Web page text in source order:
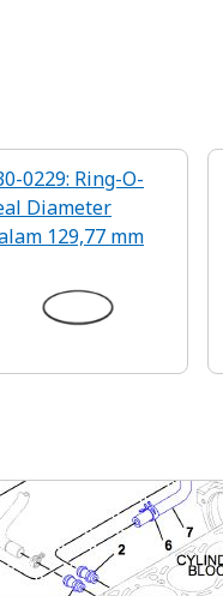
0229: Ring-O-
Diameter
129,77 mm